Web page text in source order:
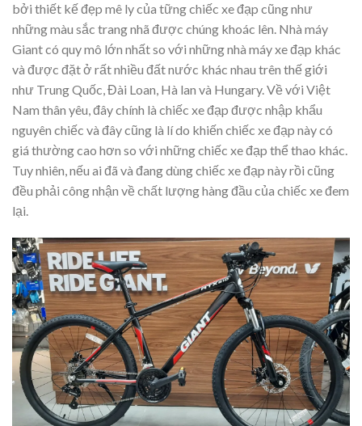
bởi thiết kế đẹp mê ly của tững chiếc xe đạp cũng như
những màu sắc trang nhã được chúng khoác lên. Nhà máy
Giant có quy mô lớn nhất so với những nhà máy xe đạp khác
và được đặt ở rất nhiều đất nước khác nhau trên thế giới
như Trung Quốc, Đài Loan, Hà lan và Hungary. Về với Việt
Nam thân yêu, đây chính là chiếc xe đạp được nhập khẩu
nguyên chiếc và đây cũng là lí do khiến chiếc xe đạp này có
giá thường cao hơn so với những chiếc xe đạp thể thao khác.
Tuy nhiên, nếu ai đã và đang dùng chiếc xe đạp này rồi cũng
đều phải công nhận về chất lượng hàng đầu của chiếc xe đem
lại.